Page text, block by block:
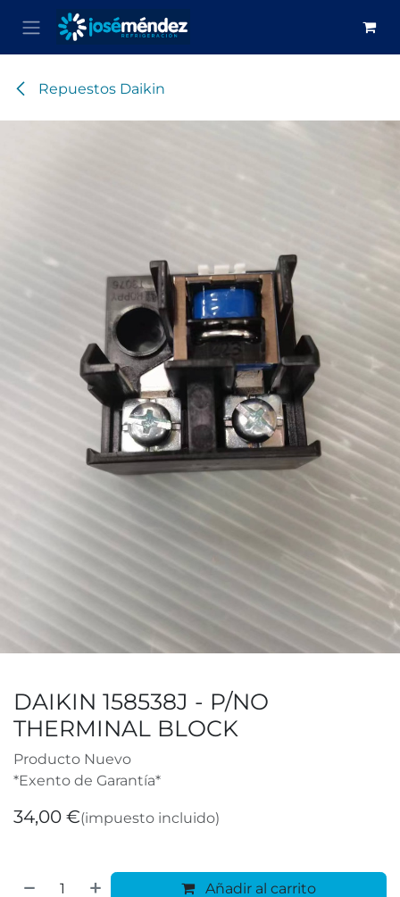
Ir al contenido
Repuestos Daikin
DAIKIN 158538J - P/NO
THERMINAL BLOCK
Producto Nuevo
*Exento de Garantía*
34,00 €(impuesto incluido)
Añadir al carrito